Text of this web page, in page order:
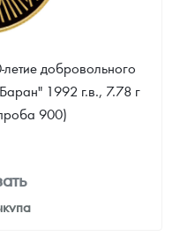
добровольного
1992 г.в., 7.78 г
900)